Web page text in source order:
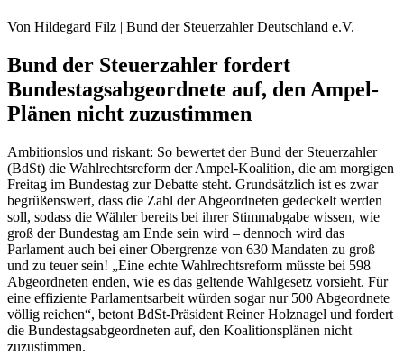
Von Hildegard Filz | Bund der Steuerzahler Deutschland e.V.
Bund der Steuerzahler fordert
Bundestagsabgeordnete auf, den Ampel-
Plänen nicht zuzustimmen
Ambitionslos und riskant: So bewertet der Bund der Steuerzahler
(BdSt) die Wahlrechtsreform der Ampel-Koalition, die am morgigen
Freitag im Bundestag zur Debatte steht. Grundsätzlich ist es zwar
begrüßenswert, dass die Zahl der Abgeordneten gedeckelt werden
soll, sodass die Wähler bereits bei ihrer Stimmabgabe wissen, wie
groß der Bundestag am Ende sein wird – dennoch wird das
Parlament auch bei einer Obergrenze von 630 Mandaten zu groß
und zu teuer sein! „Eine echte Wahlrechtsreform müsste bei 598
Abgeordneten enden, wie es das geltende Wahlgesetz vorsieht. Für
eine effiziente Parlamentsarbeit würden sogar nur 500 Abgeordnete
völlig reichen“, betont BdSt-Präsident Reiner Holznagel und fordert
die Bundestagsabgeordneten auf, den Koalitionsplänen nicht
zuzustimmen.